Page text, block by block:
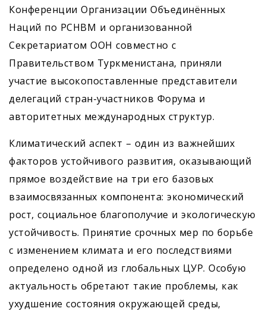
Конференции Организации Объединённых
Наций по РСНВМ и организованной
Секретариатом ООН совместно с
Правительством Туркменистана, приняли
участие высокопоставленные представители
делегаций стран-участников Форума и
авторитетных международных структур.
Климатический аспект – один из важнейших
факторов устойчивого развития, оказывающий
прямое воздействие на три его базовых
взаимосвязанных компонента: экономический
рост, социальное благополучие и экологическую
устойчивость. Принятие срочных мер по борьбе
с изменением климата и его последствиями
определено одной из глобальных ЦУР. Особую
актуальность обретают такие проблемы, как
ухудшение состояния окружающей среды,